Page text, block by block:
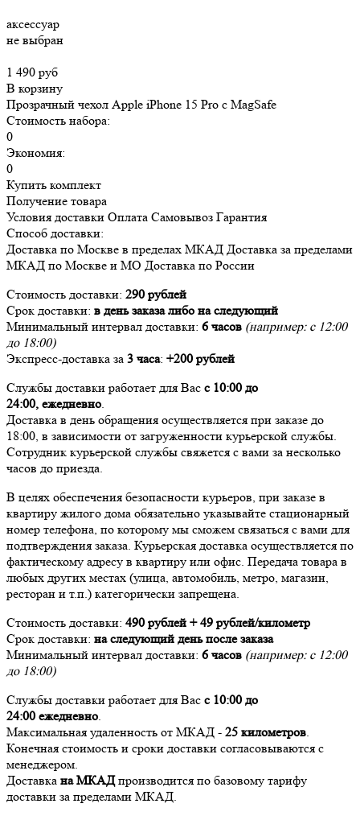
аксессуар
не выбран
1 490 руб
В корзину
Прозрачный чехол Apple iPhone 15 Pro c MagSafe
Стоимость набора:
0
Экономия:
0
Купить комплект
Получение товара
Условия доставки Оплата Самовывоз Гарантия
Способ доставки:
Доставка по Москве в пределах МКАД Доставка за пределами
МКАД по Москве и МО Доставка по России
Стоимость доставки: 290 рублей
Срок доставки: в день заказа либо на следующий
Минимальный интервал доставки: 6 часов (например: с 12:00
до 18:00)
Экспресс-доставка за 3 часа: +200 рублей
Службы доставки работает для Вас с 10:00 до
24:00, ежедневно.
Доставка в день обращения осуществляется при заказе до
18:00, в зависимости от загруженности курьерской службы.
Сотрудник курьерской службы свяжется с вами за несколько
часов до приезда.
В целях обеспечения безопасности курьеров, при заказе в
квартиру жилого дома обязательно указывайте стационарный
номер телефона, по которому мы сможем связаться с вами для
подтверждения заказа. Курьерская доставка осуществляется по
фактическому адресу в квартиру или офис. Передача товара в
любых других местах (улица, автомобиль, метро, магазин,
ресторан и т.п.) категорически запрещена.
Стоимость доставки: 490 рублей + 49 рублей/километр
Срок доставки: на следующий день после заказа
Минимальный интервал доставки: 6 часов (например: с 12:00
до 18:00)
Службы доставки работает для Вас с 10:00 до
24:00 ежедневно.
Максимальная удаленность от МКАД - 25 километров.
Конечная стоимость и сроки доставки согласовываются с
менеджером.
Доставка на МКАДпроизводится по базовому тарифу
доставки за пределами МКАД.